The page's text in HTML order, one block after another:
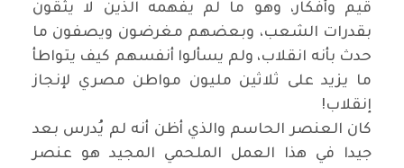
قيم وأفكار، وهو ما لم يفهمه الذين لا يثقون
بقدرات الشعب، وبعضهم مغرضون ويصفون ما
حدث بأنه انقلاب، ولم يسألوا أنفسهم كيف يتواطأ
ما يزيد على ثلاثين مليون مواطن مصري لإنجاز
إنقلاب!
كان العنصر الحاسم والذي أظن أنه لم يُدرس بعد
جيدا في هذا العمل الملحمي المجيد هو عنصر